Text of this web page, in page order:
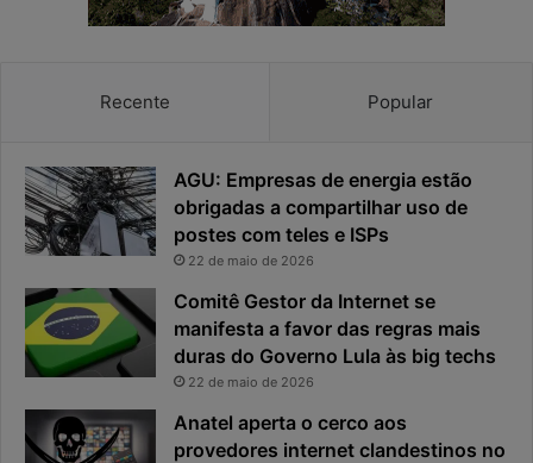
Recente Popular
AGU: Empresas de energia estão
obrigadas a compartilhar uso de
postes com teles e ISPs
22 de maio de 2026
Comitê Gestor da Internet se
manifesta a favor das regras mais
duras do Governo Lula às big techs
22 de maio de 2026
Anatel aperta o cerco aos
provedores internet clandestinos no